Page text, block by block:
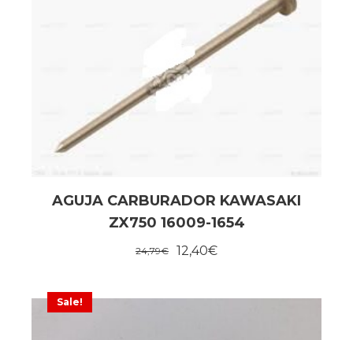
AGUJA CARBURADOR KAWASAKI
ZX750 16009-1654
24,79€ 12,40€
Sale!